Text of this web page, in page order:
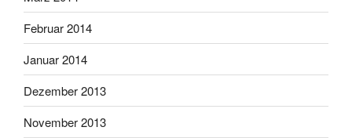
Februar 2014
Januar 2014
Dezember 2013
November 2013